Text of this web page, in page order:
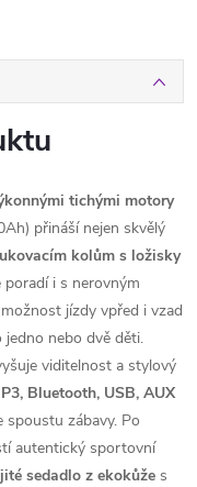
tichými motory
přináší nejen skvělý
kolům s ložisky
poradí i s nerovným
jízdy vpřed i vzad
nebo dvě děti.
viditelnost a stylový
Bluetooth, USB, AUX
zábavy. Po
autentický sportovní
sedadlo z ekokůže s